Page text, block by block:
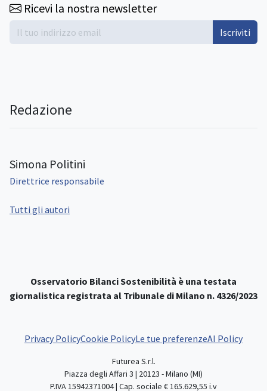
Ricevi la nostra newsletter
Iscriviti
Redazione
Simona Politini
Direttrice responsabile
Tutti gli autori
Osservatorio Bilanci Sostenibilità è una testata
giornalistica registrata al Tribunale di Milano n. 4326/2023
Privacy PolicyCookie PolicyLe tue preferenzeAI Policy
Futurea S.r.l.
Piazza degli Affari 3 | 20123 - Milano (MI)
P.IVA 15942371004 | Cap. sociale € 165.629,55 i.v